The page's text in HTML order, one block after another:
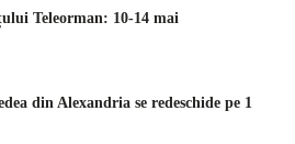
Teleorman: 10-14 mai
din Alexandria se redeschide pe 1